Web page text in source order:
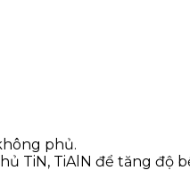
phủ.
TiN, TiAlN để tăng độ